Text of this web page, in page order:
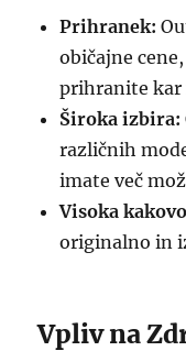
Prihranek:
običajne
prihranite kar
Široka izbira:
različnih
imate več
Visoka
originalno in
Vpliv na